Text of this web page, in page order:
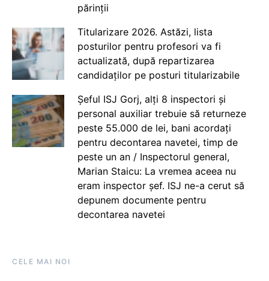
părinții
Titularizare 2026. Astăzi, lista
posturilor pentru profesori va fi
actualizată, după repartizarea
candidaților pe posturi titularizabile
Șeful ISJ Gorj, alți 8 inspectori și
personal auxiliar trebuie să returneze
peste 55.000 de lei, bani acordați
pentru decontarea navetei, timp de
peste un an / Inspectorul general,
Marian Staicu: La vremea aceea nu
eram inspector șef. ISJ ne-a cerut să
depunem documente pentru
decontarea navetei
CELE MAI NOI